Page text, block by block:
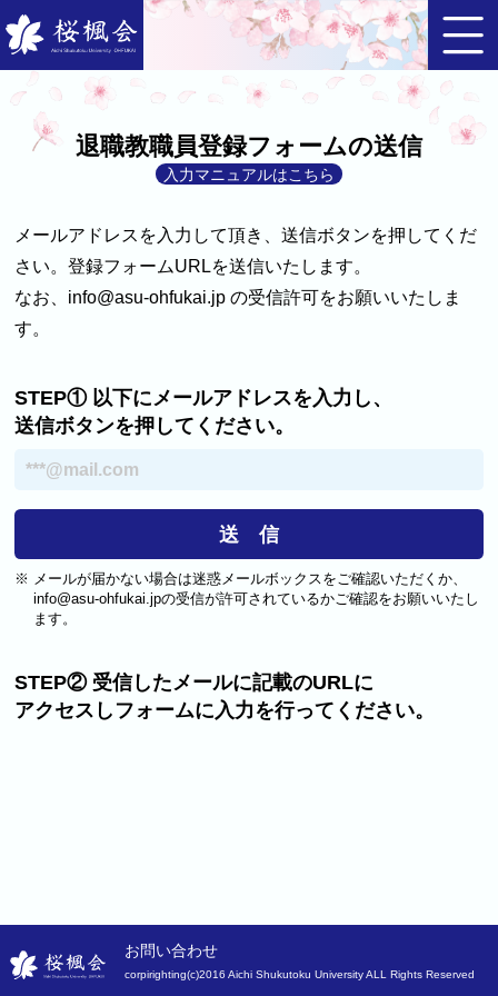
退職教職員登録フォームの送信
入力マニュアルはこちら
メールアドレスを入力して頂き、送信ボタンを押してくだ
さい。登録フォームURLを送信いたします。
なお、info@asu-ohfukai.jp の受信許可をお願いいたしま
す。
STEP① 以下にメールアドレスを入力し、
送信ボタンを押してください。
送 信
※ メールが届かない場合は迷惑メールボックスをご確認いただくか、
info@asu-ohfukai.jpの受信が許可されているかご確認をお願いいたし
ます。
STEP② 受信したメールに記載のURLに
アクセスしフォームに入力を行ってください。
お問い合わせ
corpirighting(c)2016 Aichi Shukutoku University ALL Rights Reserved